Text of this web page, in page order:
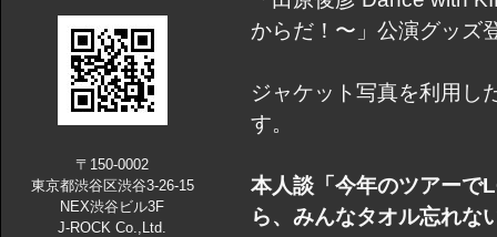
からだ！〜」公演グッズ
ジャケット写真を利用し
す。
本人談「今年のツアーで
ら、みんなタオル忘れな
〒150-0002
東京都渋谷区渋谷3-26-15
NEX渋谷ビル3F
J-ROCK Co.,Ltd.